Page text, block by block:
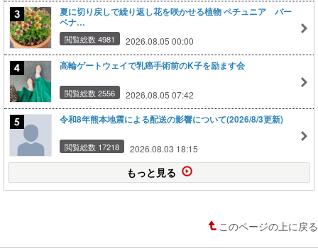
夏に切り戻しで繰り返し花を咲かせる植物 ペチュニア バー
ベナ…
閲覧総数 4981 2026.08.05 00:00
高輪ゲートウェイで乳癌手術前のK子を励ます会
閲覧総数 2556 2026.08.05 07:42
令和8年熊本地震による配送の影響について(2026/8/3更新)
閲覧総数 17218 2026.08.03 18:15
もっと見る
このページの上に戻る